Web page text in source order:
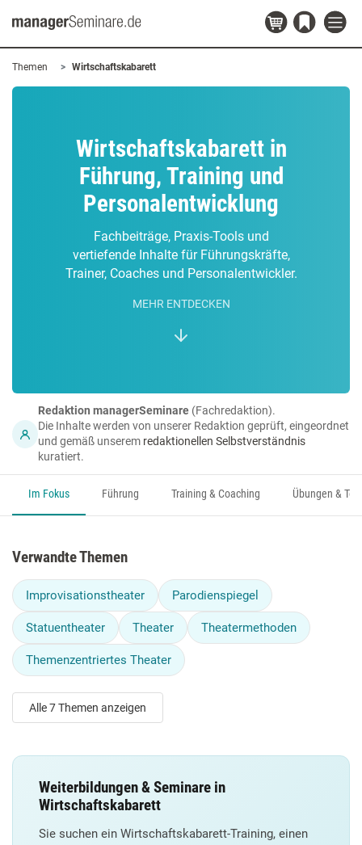
Themen Wirtschaftskabarett
Wirtschaftskabarett in
Führung, Training und
Personalentwicklung
Fachbeiträge, Praxis-Tools und
vertiefende Inhalte für Führungskräfte,
Trainer, Coaches und Personalentwickler.
MEHR ENTDECKEN
Redaktion managerSeminare (Fachredaktion).
Die Inhalte werden von unserer Redaktion geprüft, eingeordnet
und gemäß unserem redaktionellen Selbstverständnis
kuratiert.
Im Fokus Führung Training & Coaching Übungen &
Verwandte Themen
Improvisationstheater Parodienspiegel
Statuentheater Theater Theatermethoden
Themenzentriertes Theater
Alle 7 Themen anzeigen
Weiterbildungen & Seminare in
Wirtschaftskabarett
Sie suchen ein Wirtschaftskabarett-Training, einen